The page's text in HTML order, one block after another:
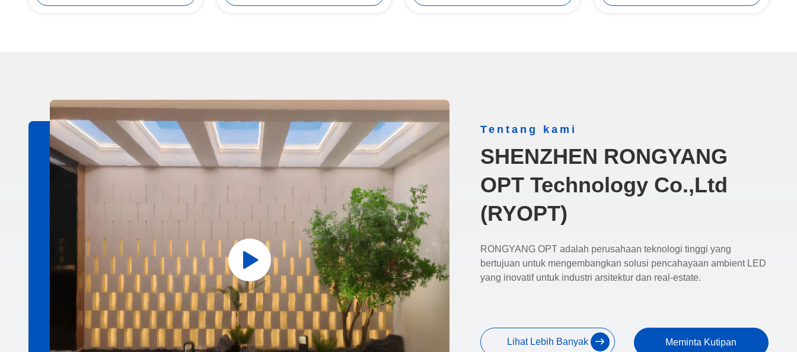
Tentang kami
SHENZHEN RONGYANG
OPT Technology Co.,Ltd
(RYOPT)
RONGYANG OPT adalah perusahaan teknologi tinggi yang
bertujuan untuk mengembangkan solusi pencahayaan ambient LED
yang inovatif untuk industri arsitektur dan real-estate.
Lihat Lebih Banyak Meminta Kutipan